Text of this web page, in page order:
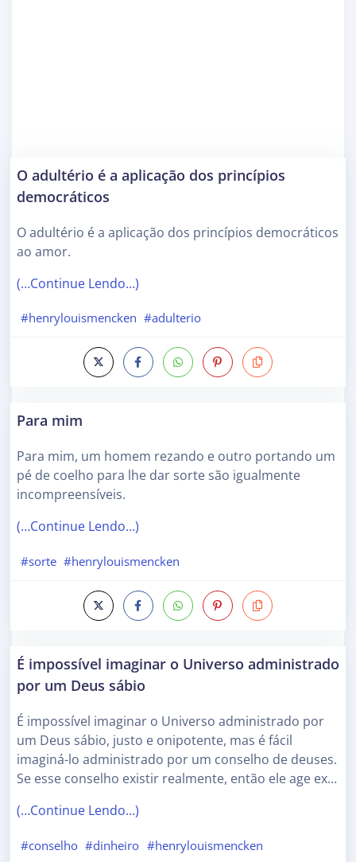
O adultério é a aplicação dos princípios
democráticos
O adultério é a aplicação dos princípios democráticos
ao amor.
(…Continue Lendo…)
#henrylouismencken #adulterio
Para mim
Para mim, um homem rezando e outro portando um
pé de coelho para lhe dar sorte são igualmente
incompreensíveis.
(…Continue Lendo…)
#sorte #henrylouismencken
É impossível imaginar o Universo administrado
por um Deus sábio
É impossível imaginar o Universo administrado por
um Deus sábio, justo e onipotente, mas é fácil
imaginá-lo administrado por um conselho de deuses.
Se esse conselho existir realmente, então ele age ex…
(…Continue Lendo…)
#conselho #dinheiro #henrylouismencken